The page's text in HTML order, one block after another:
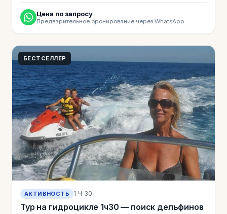
Цена по запросу
Предварительное бронирование через WhatsApp
БЕСТСЕЛЛЕР
АКТИВНОСТЬ 1 Ч 30
Тур на гидроцикле 1ч30 — поиск дельфинов